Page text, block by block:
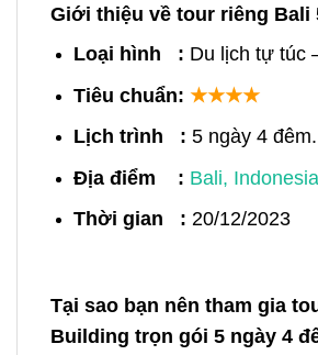
Giới thiệu về tour riêng Bali
Loại hình : Du lịch tự túc
Tiêu chuẩn: ★★★★
Lịch trình : 5 ngày 4 đêm.
Địa điểm : Bali, Indonesia
Thời gian : 20/12/2023
Tại sao bạn nên tham gia
Building trọn gói 5 ngày 4